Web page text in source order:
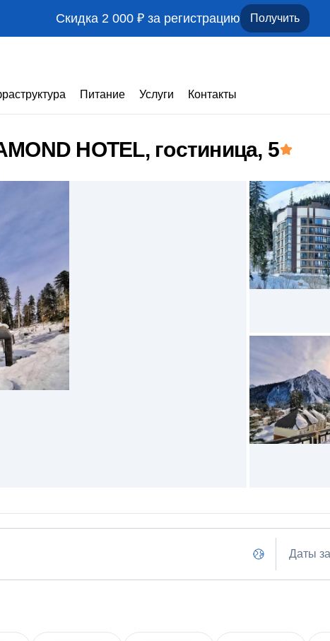
Скидка 2 000 ₽ за регистрацию Получить
Питание Услуги Контакты
HOTEL, гостиница, 5
Даты